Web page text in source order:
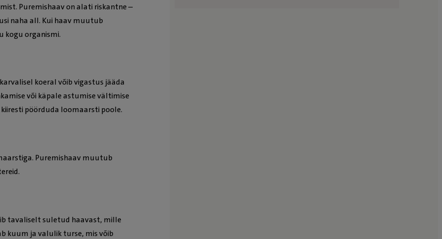
Puremishaav on alati riskantne –
naha all. Kui haav muutub
kogu organismi.
koeral võib vigastus jääda
või käpale astumise vältimise
pöörduda loomaarsti poole.
Puremishaav muutub
tavaliselt suletud haavast, mille
kuum ja valulik turse, mis võib